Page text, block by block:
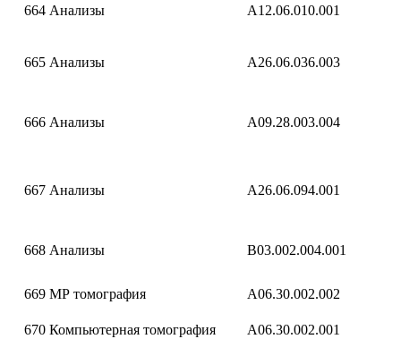
664 Анализы A12.06.010.001
665 Анализы A26.06.036.003
666 Анализы A09.28.003.004
667 Анализы A26.06.094.001
668 Анализы B03.002.004.001
669 МР томография A06.30.002.002
670 Компьютерная томография A06.30.002.001